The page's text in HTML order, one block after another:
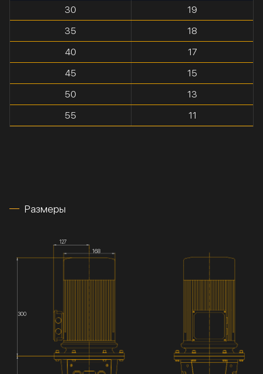
30
19
35
18
40
17
45
15
50
13
55
11
Размеры
127
168
300